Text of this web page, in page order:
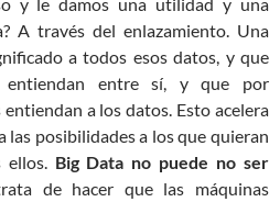
A través del enlazamiento. Una
a todos esos datos, y que
entre sí, y que por
a los datos. Esto acelera
las posibilidades a los que quieran
ellos. Big Data no puede no ser
de hacer que las máquinas